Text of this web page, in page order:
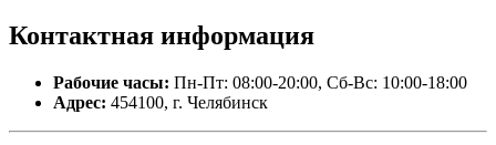
Контактная информация
Рабочие часы: Пн-Пт: 08:00-20:00, Сб-Вс: 10:00-18:00
Адрес: 454100, г. Челябинск